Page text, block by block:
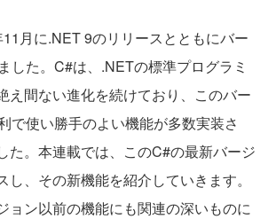
月に.NET 9のリリースとともにバー
した。C#は、.NETの標準プログラミ
え間ない進化を続けており、このバー
で使い勝手のよい機能が多数実装さ
た。本連載では、このC#の最新バージ
し、その新機能を紹介していきます。
ョン以前の機能にも関連の深いものに